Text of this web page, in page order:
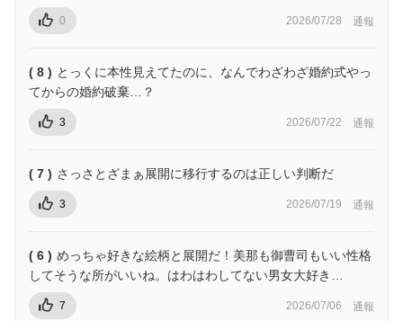
0 2026/07/28 通報
( 8 ) とっくに本性見えてたのに、なんでわざわざ婚約式やっ
てからの婚約破棄…？
3 2026/07/22 通報
( 7 ) さっさとざまぁ展開に移行するのは正しい判断だ
3 2026/07/19 通報
( 6 ) めっちゃ好きな絵柄と展開だ！美那も御曹司もいい性格
してそうな所がいいね。はわはわしてない男女大好き…
7 2026/07/06 通報